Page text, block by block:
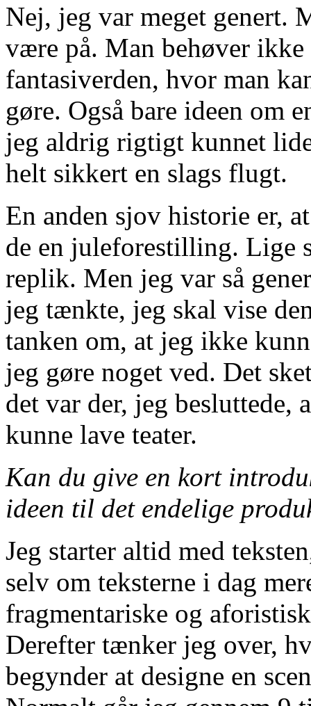
Nej, jeg var meget genert.
være på. Man behøver
fantasiverden, hvor man
gøre. Også bare ideen om
jeg aldrig rigtigt kunnet
helt sikkert en slags flugt.
En anden sjov historie er,
de en juleforestilling. Lige
replik. Men jeg var så
jeg tænkte, jeg skal vise
tanken om, at jeg ikke
jeg gøre noget ved. Det
det var der, jeg besluttede,
kunne lave teater.
Kan du give en kort
ideen til det endelige
Jeg starter altid med
selv om teksterne i dag
fragmentariske og
Derefter tænker jeg over,
begynder at designe en